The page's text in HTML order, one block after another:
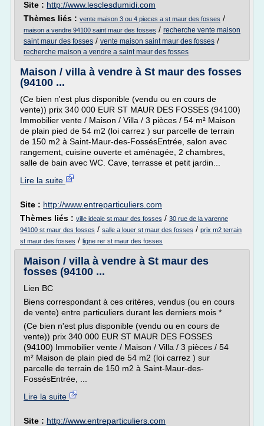
Site : http://www.lesclesdumidi.com
Thèmes liés : vente maison 3 ou 4 pieces a st maur des fosses /
maison a vendre 94100 saint maur des fosses / recherche vente maison
saint maur des fosses / vente maison saint maur des fosses /
recherche maison a vendre a saint maur des fosses
Maison / villa à vendre à St maur des fosses
(94100 ...
(Ce bien n'est plus disponible (vendu ou en cours de
vente)) prix 340 000 EUR ST MAUR DES FOSSES (94100)
Immobilier vente / Maison / Villa / 3 pièces / 54 m² Maison
de plain pied de 54 m2 (loi carrez ) sur parcelle de terrain
de 150 m2 à Saint-Maur-des-FossésEntrée, salon avec
rangement, cuisine ouverte et aménagée, 2 chambres,
salle de bain avec WC. Cave, terrasse et petit jardin...
Lire la suite
Site : http://www.entreparticuliers.com
Thèmes liés : ville ideale st maur des fosses / 30 rue de la varenne
94100 st maur des fosses / salle a louer st maur des fosses / prix m2 terrain
st maur des fosses / ligne rer st maur des fosses
Maison / villa à vendre à St maur des
fosses (94100 ...
Lien BC
Biens correspondant à ces critères, vendus (ou en cours
de vente) entre particuliers durant les derniers mois *
(Ce bien n'est plus disponible (vendu ou en cours de
vente)) prix 340 000 EUR ST MAUR DES FOSSES
(94100) Immobilier vente / Maison / Villa / 3 pièces / 54
m² Maison de plain pied de 54 m2 (loi carrez ) sur
parcelle de terrain de 150 m2 à Saint-Maur-des-
FossésEntrée, ...
Lire la suite
Site : http://www.entreparticuliers.com